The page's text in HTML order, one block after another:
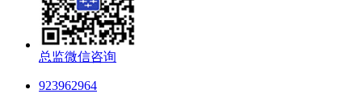
总监微信咨询
923962964